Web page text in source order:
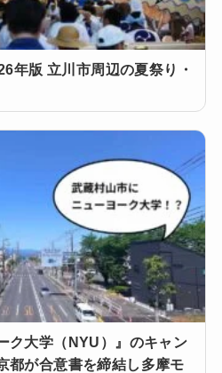
年版 立川市周辺の夏祭り・
ク大学（NYU）』のキャン
都が合意書を締結し多摩モ